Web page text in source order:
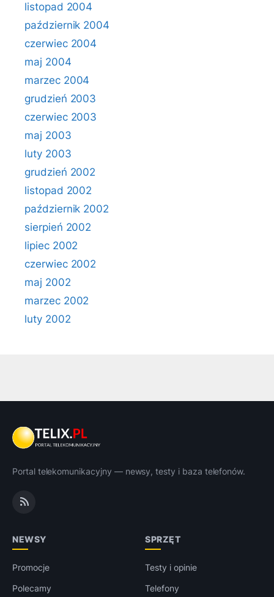
listopad 2004
październik 2004
czerwiec 2004
maj 2004
marzec 2004
grudzień 2003
czerwiec 2003
maj 2003
luty 2003
grudzień 2002
listopad 2002
październik 2002
sierpień 2002
lipiec 2002
czerwiec 2002
maj 2002
marzec 2002
luty 2002
Portal telekomunikacyjny — newsy, testy i baza telefonów.
NEWSY
Promocje
Polecamy
SPRZĘT
Testy i opinie
Telefony